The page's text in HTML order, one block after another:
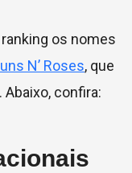
os nomes
N’ Roses, que
confira: